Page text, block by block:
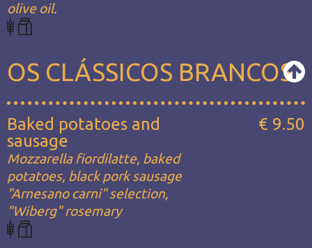
olive oil.
OS CLÁSSICOS BRANCOS
Baked potatoes and
sausage
Mozzarella fiordilatte, baked
potatoes, black pork sausage
"Arnesano carni" selection,
"Wiberg" rosemary
€ 9.50